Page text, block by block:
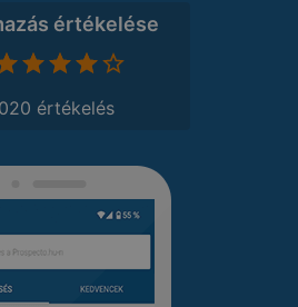
értékelése
értékelés